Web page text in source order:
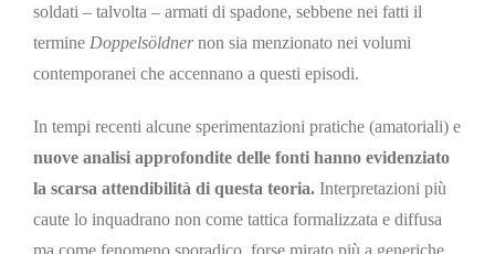
soldati – talvolta – armati di spadone, sebbene nei fatti il
termine Doppelsöldnernon sia menzionato nei volumi
contemporanei che accennano a questi episodi.
In tempi recenti alcune sperimentazioni pratiche (amatoriali) e
nuove analisi approfondite delle fonti hanno evidenziato
la scarsa attendibilità di questa teoria.Interpretazioni più
caute lo inquadrano non come tattica formalizzata e diffusa
ma come fenomeno sporadico, forse mirato più a generiche